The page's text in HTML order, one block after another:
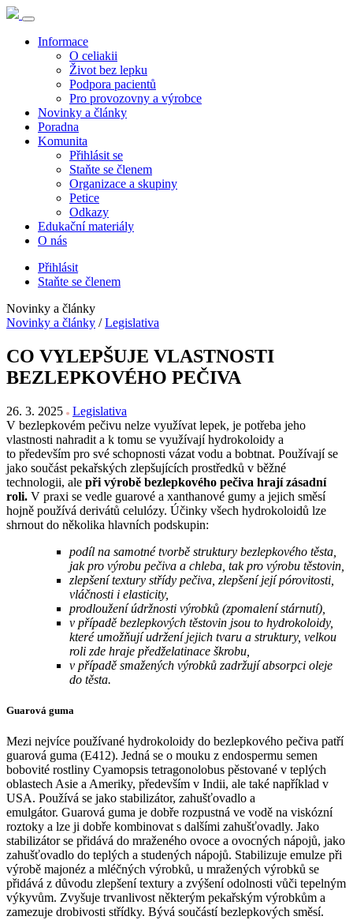
Informace
O celiakii
Život bez lepku
Podpora pacientů
Pro provozovny a výrobce
Novinky a články
Poradna
Komunita
Přihlásit se
Staňte se členem
Organizace a skupiny
Petice
Odkazy
Edukační materiály
O nás
Přihlásit
Staňte se členem
Novinky a články
Novinky a články / Legislativa
CO VYLEPŠUJE VLASTNOSTI
BEZLEPKOVÉHO PEČIVA
26. 3. 2025
Legislativa
V bezlepkovém pečivu nelze využívat lepek, je potřeba jeho
vlastnosti nahradit a k tomu se využívají hydrokoloidy a
to především pro své schopnosti vázat vodu a bobtnat. Používají se
jako součást pekařských zlepšujících prostředků v běžné
technologii, ale při výrobě bezlepkového pečiva hrají zásadní
roli. V praxi se vedle guarové a xanthanové gumy a jejich směsí
hojně používá derivátů celulózy. Účinky všech hydrokoloidů lze
shrnout do několika hlavních podskupin:
podíl na samotné tvorbě struktury bezlepkového těsta,
jak pro výrobu pečiva a chleba, tak pro výrobu těstovin,
zlepšení textury střídy pečiva, zlepšení její pórovitosti,
vláčnosti i elasticity,
prodloužení údržnosti výrobků (zpomalení stárnutí),
v případě bezlepkových těstovin jsou to hydrokoloidy,
které umožňují udržení jejich tvaru a struktury, velkou
roli zde hraje předželatinace škrobu,
v případě smažených výrobků zadržují absorpci oleje
do těsta.
Guarová guma
Mezi nejvíce používané hydrokoloidy do bezlepkového pečiva patří
guarová guma (E412). Jedná se o mouku z endospermu semen
bobovité rostliny Cyamopsis tetragonolobus pěstované v teplých
oblastech Asie a Ameriky, především v Indii, ale také například v
USA. Používá se jako stabilizátor, zahušťovadlo a
emulgátor. Guarová guma je dobře rozpustná ve vodě na viskózní
roztoky a lze ji dobře kombinovat s dalšími zahušťovadly. Jako
stabilizátor se přidává do mraženého ovoce a ovocných nápojů, jako
zahušťovadlo do teplých a studených nápojů. Stabilizuje emulze při
výrobě majonéz a mléčných výrobků, u mražených výrobků se
přidává z důvodu zlepšení textury a zvýšení odolnosti vůči tepelným
výkyvům. Zvyšuje trvanlivost některým pekařským výrobkům a
zamezuje drobivosti střídky. Bývá součástí bezlepkových směsí.